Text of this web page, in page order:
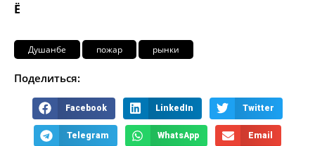
Ё
Душанбе пожар рынки
Поделиться:
Facebook LinkedIn Twitter
Telegram WhatsApp Email